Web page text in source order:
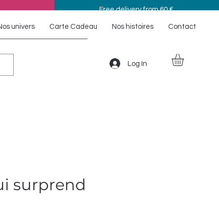
Free delivery from 60 €
univers Carte Cadeau Nos histoires Contact
Log In
surprend